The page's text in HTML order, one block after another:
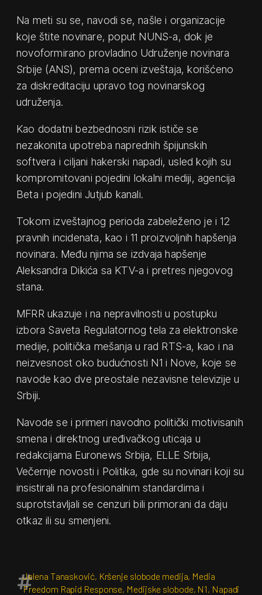
Na meti su se, navodi se, našle i organizacije
koje štite novinare, poput NUNS-a, dok je
novoformirano provladino Udruženje novinara
Srbije (ANS), prema oceni izveštaja, korišćeno
za diskreditaciju upravo tog novinarskog
udruženja.
Kao dodatni bezbednosni rizik ističe se
nezakonita upotreba naprednih špijunskih
softvera i ciljani hakerski napadi, usled kojih su
kompromitovani pojedini lokalni mediji, agencija
Beta i pojedini Jutjub kanali.
Tokom izveštajnog perioda zabeleženo je i 12
pravnih incidenata, kao i 11 proizvoljnih hapšenja
novinara. Među njima se izdvaja hapšenje
Aleksandra Dikića sa KTV-a i pretres njegovog
stana.
MFRR ukazuje i na nepravilnosti u postupku
izbora Saveta Regulatornog tela za elektronske
medije, politička mešanja u rad RTS-a, kao i na
neizvesnost oko budućnosti N1 i Nove, koje se
navode kao dve preostale nezavisne televizije u
Srbiji.
Navode se i primeri navodno politički motivisanih
smena i direktnog uređivačkog uticaja u
redakcijama Euronews Srbija, ELLE Srbija,
Večernje novosti i Politika, gde su novinari koji su
insistirali na profesionalnim standardima i
suprotstavljali se cenzuri bili primorani da daju
otkaz ili su smenjeni.
Jelena Tanasković, Kršenje slobode medija, Media
Freedom Rapid Response, Medijske slobode, N1 , Napadi